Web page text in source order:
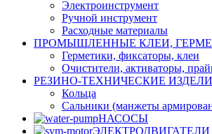
Электроинструмент
Ручной инструмент
Расходные материалы
ПРОМЫШЛЕННЫЕ КЛЕИ,
Герметики, фиксаторы, клеи
Очистители, активаторы,
РЕЗИНО-ТЕХНИЧЕСКИЕ
Кольца
Сальники (манжеты
НАСОСЫ
ЭЛЕКТРОДВИГАТЕЛИ